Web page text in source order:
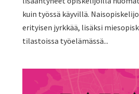
kuin työssä käyvillä.
erityisen jyrkkää, lisäksi
tilastoissa työelämässä...